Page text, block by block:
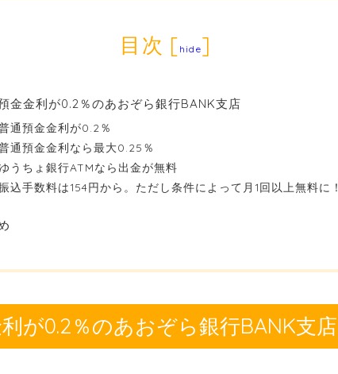
目次 [ hide]
金金利が0.2％のあおぞら銀行BANK支店
通預金金利が0.2％
通預金金利なら最大0.25％
ゆうちょ銀行ATMなら出金が無料
込手数料は154円から。ただし条件によって月1回以上無料に！
が0.2％のあおぞら銀行BANK支店